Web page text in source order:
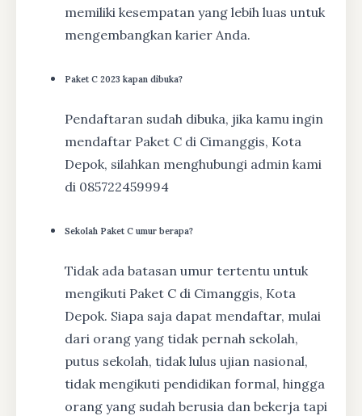
memiliki kesempatan yang lebih luas untuk
mengembangkan karier Anda.
Paket C 2023 kapan dibuka?
Pendaftaran sudah dibuka, jika kamu ingin
mendaftar Paket C di Cimanggis, Kota
Depok, silahkan menghubungi admin kami
di 085722459994
Sekolah Paket C umur berapa?
Tidak ada batasan umur tertentu untuk
mengikuti Paket C di Cimanggis, Kota
Depok. Siapa saja dapat mendaftar, mulai
dari orang yang tidak pernah sekolah,
putus sekolah, tidak lulus ujian nasional,
tidak mengikuti pendidikan formal, hingga
orang yang sudah berusia dan bekerja tapi